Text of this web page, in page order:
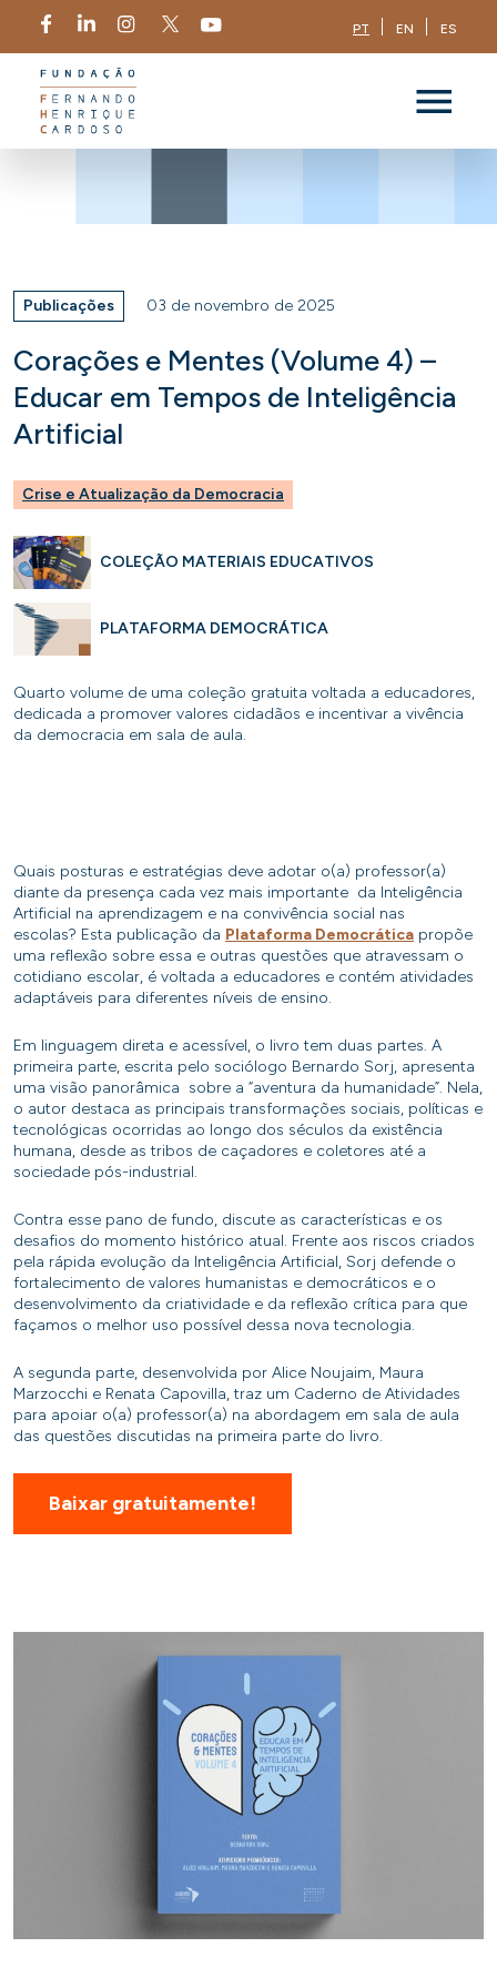
PT EN ES
Publicações 03 de novembro de 2025
Corações e Mentes (Volume 4) –
Educar em Tempos de Inteligência
Artificial
Crise e Atualização da Democracia
COLEÇÃO MATERIAIS EDUCATIVOS
PLATAFORMA DEMOCRÁTICA
Quarto volume de uma coleção gratuita voltada a educadores,
dedicada a promover valores cidadãos e incentivar a vivência
da democracia em sala de aula.
Quais posturas e estratégias deve adotar o(a) professor(a)
diante da presença cada vez mais importante da Inteligência
Artificial na aprendizagem e na convivência social nas
escolas? Esta publicação da Plataforma Democrática propõe
uma reflexão sobre essa e outras questões que atravessam o
cotidiano escolar, é voltada a educadores e contém atividades
adaptáveis para diferentes níveis de ensino.
Em linguagem direta e acessível, o livro tem duas partes. A
primeira parte, escrita pelo sociólogo Bernardo Sorj, apresenta
uma visão panorâmica sobre a “aventura da humanidade”. Nela,
o autor destaca as principais transformações sociais, políticas e
tecnológicas ocorridas ao longo dos séculos da existência
humana, desde as tribos de caçadores e coletores até a
sociedade pós-industrial.
Contra esse pano de fundo, discute as características e os
desafios do momento histórico atual. Frente aos riscos criados
pela rápida evolução da Inteligência Artificial, Sorj defende o
fortalecimento de valores humanistas e democráticos e o
desenvolvimento da criatividade e da reflexão crítica para que
façamos o melhor uso possível dessa nova tecnologia.
A segunda parte, desenvolvida por Alice Noujaim, Maura
Marzocchi e Renata Capovilla, traz um Caderno de Atividades
para apoiar o(a) professor(a) na abordagem em sala de aula
das questões discutidas na primeira parte do livro.
Baixar gratuitamente!